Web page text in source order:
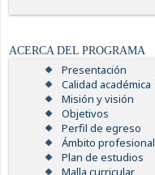
ACERCA DEL PROGRAMA
Presentación
Calidad académica
Misión y visión
Objetivos
Perfil de egreso
Ámbito profesional
Plan de estudios